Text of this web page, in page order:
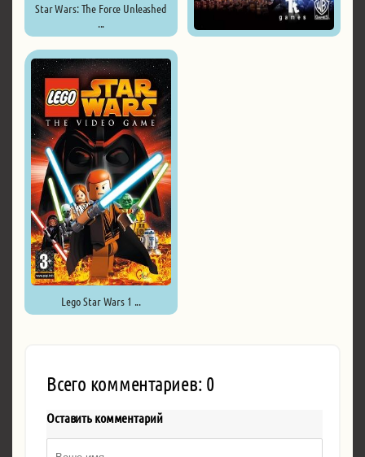
Star Wars: The Force Unleashed
...
Lego Star Wars 1 ...
Всего комментариев: 0
Оставить комментарий